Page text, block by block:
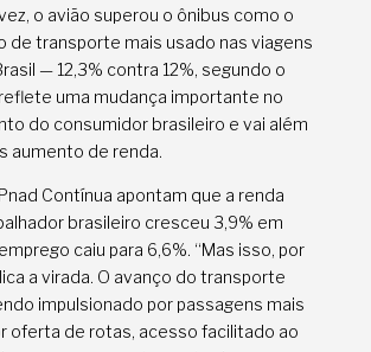
o avião superou o ônibus como o
de transporte mais usado nas viagens
— 12,3% contra 12%, segundo o
reflete uma mudança importante no
do consumidor brasileiro e vai além
aumento de renda.
Contínua apontam que a renda
brasileiro cresceu 3,9% em
caiu para 6,6%. “Mas isso, por
a virada. O avanço do transporte
impulsionado por passagens mais
oferta de rotas, acesso facilitado ao